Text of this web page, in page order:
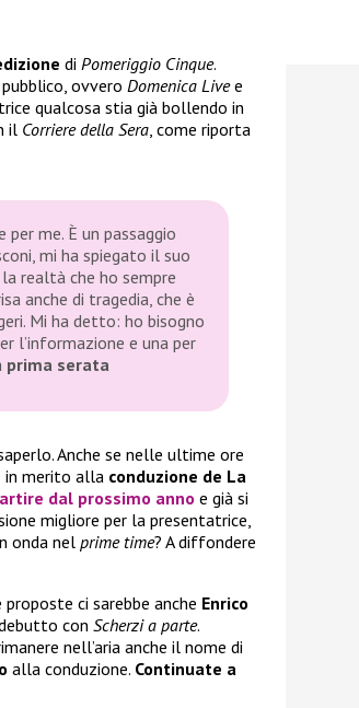
di Pomeriggio Cinque.
ovvero Domenica Livee
qualcosa stia già bollendo in
il Corriere della Sera, come riporta
me. È un passaggio
mi ha spiegato il suo
la realtà che ho sempre
anche di tragedia, che è
Mi ha detto: ho bisogno
l’informazione e una per
prima serata
Anche se nelle ultime ore
merito alla conduzione de La
dal prossimo anno e già si
migliore per la presentatrice,
onda nelprime time? A diffondere
ci sarebbe anche Enrico
con Scherzi a parte.
nell’aria anche il nome di
alla conduzione. Continuate a